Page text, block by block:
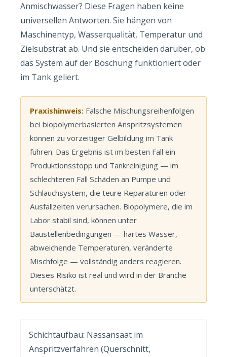
Anmischwasser? Diese Fragen haben keine
universellen Antworten. Sie hängen von
Maschinentyp, Wasserqualität, Temperatur und
Zielsubstrat ab. Und sie entscheiden darüber, ob
das System auf der Böschung funktioniert oder
im Tank geliert.
Praxishinweis: Falsche Mischungsreihenfolgen
bei biopolymerbasierten Anspritzsystemen
können zu vorzeitiger Gelbildung im Tank
führen. Das Ergebnis ist im besten Fall ein
Produktionsstopp und Tankreinigung — im
schlechteren Fall Schäden an Pumpe und
Schlauchsystem, die teure Reparaturen oder
Ausfallzeiten verursachen. Biopolymere, die im
Labor stabil sind, können unter
Baustellenbedingungen — hartes Wasser,
abweichende Temperaturen, veränderte
Mischfolge — vollständig anders reagieren.
Dieses Risiko ist real und wird in der Branche
unterschätzt.
Schichtaufbau: Nassansaat im
Anspritzverfahren (Querschnitt,